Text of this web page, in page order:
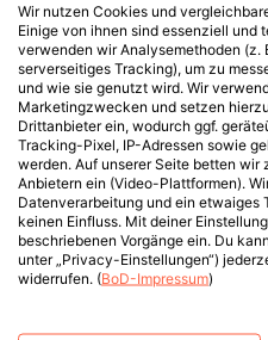
Wir nutzen Cookies und
Einige von ihnen sind essenziell und
verwenden wir Analysemethoden (z.
serverseitiges Tracking), um zu
und wie sie genutzt wird. Wir
Marketingzwecken und setzen
Drittanbieter ein, wodurch ggf.
Tracking-Pixel, IP-Adressen sowie
werden. Auf unserer Seite betten wir
Anbietern ein (Video-Plattformen).
Datenverarbeitung und ein etwaiges
keinen Einfluss. Mit deiner
beschriebenen Vorgänge ein. Du
unter „Privacy-Einstellungen“)
widerrufen. (BoD-Impressum)